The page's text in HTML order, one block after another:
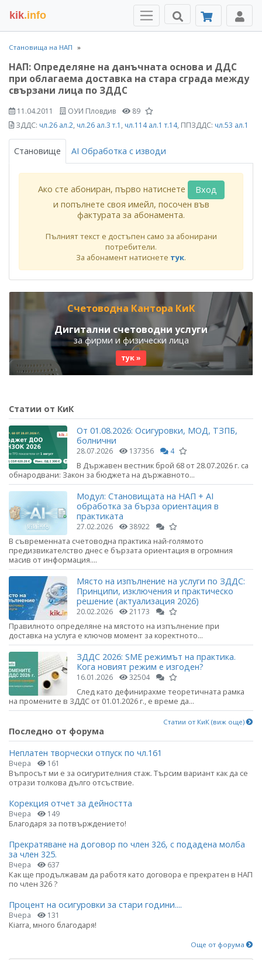
kik.info
Становища на НАП
НАП: Определяне на данъчната основа и ДДС
при облагаема доставка на стара сграда между
свързани лица по ЗДДС
11.04.2011 ОУИ Пловдив
89
ЗДДС: чл.26 ал.2, чл.26 ал.3 т.1 , чл.114 ал.1 т.14, ППЗДДС: чл.53 ал.1
Становище AI Обработка с изводи
Ако сте абониран, първо натиснете
Вход
и попълнете своя имейл, посочен във
фактурата за абонамента.
Пълният текст е достъпен само за абонирани
потребители.
За абонамент натиснете тук.
Счетоводна Кантора КиК
Дигитални счетоводни услуги
за фирми и физически лица
тук »
Статии от КиК
От 01.08.2026: Осигуровки, МОД, ТЗПБ,
болнични
28.07.2026 137356 4
В Държавен вестник брой 68 от 28.07.2026 г. са
обнародвани: Закон за бюджета на държавното...
Модул: Становищата на НАП + AI
обработка за бърза ориентация в
практиката
27.02.2026 38922
В съвременната счетоводна практика най-голямото
предизвикателство днес е бързата ориентация в огромния
масив от информация....
Място на изпълнение на услуги по ЗДДС:
Принципи, изключения и практическо
решение (актуализация 2026)
20.02.2026 21173
Правилното определяне на мястото на изпълнение при
доставка на услуга е ключов момент за коректното...
ЗДДС 2026: SME режимът на практика.
Кога новият режим е изгоден?
16.01.2026 32504
След като дефинирахме теоретичната рамка
на промените в ЗДДС от 01.01.2026 г., е време да...
Статии от КиК (виж още)
Последно от форума
Неплатен творчески отпуск по чл.161
Вчера 161
Въпросът ми е за осигурителния стаж. Търсим вариант как да се
отрази толкова дълго отсъствие.
Корекция отчет за дейността
Вчера 149
Благодаря за потвърждението!
Прекратяване на договор по член 326, с подадена молба
за член 325.
Вчера 637
Как ще продължавам да работя като договора е прекратен в НАП
по член 326 ?
Процент на осигуровки за стари години....
Вчера 131
Kiarra, много благодаря!
Още от форума